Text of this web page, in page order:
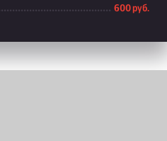
600 руб.